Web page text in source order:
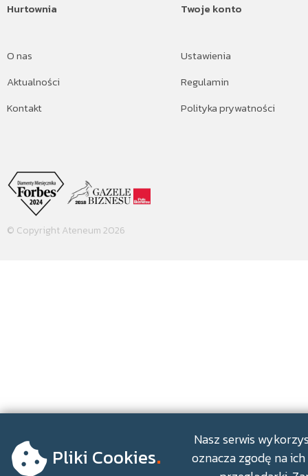
Hurtownia
O nas
Aktualności
Kontakt
Twoje konto
Ustawienia
Regulamin
Polityka prywatności
© Copyright Ateneum 2026
Pliki Cookies.
Nasz serwis
oznacza zgodę na